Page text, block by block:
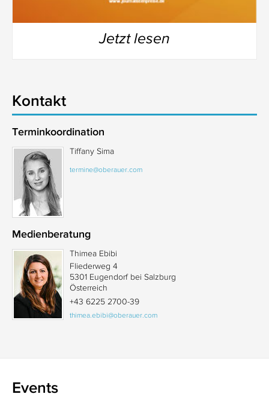
Jetzt lesen
Kontakt
Terminkoordination
Tiffany Sima
termine@oberauer.com
Medienberatung
Thimea Ebibi
Fliederweg 4
5301 Eugendorf bei Salzburg
Österreich
+43 6225 2700-39
thimea.ebibi@oberauer.com
Events